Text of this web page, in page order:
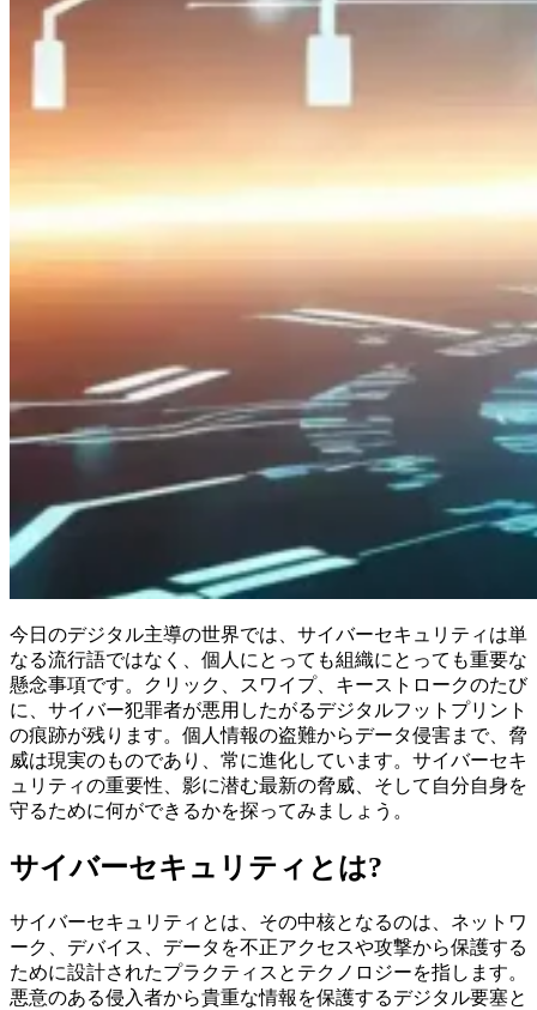
今日のデジタル主導の世界では、サイバーセキュリティは単
なる流行語ではなく、個人にとっても組織にとっても重要な
懸念事項です。クリック、スワイプ、キーストロークのたび
に、サイバー犯罪者が悪用したがるデジタルフットプリント
の痕跡が残ります。個人情報の盗難からデータ侵害まで、脅
威は現実のものであり、常に進化しています。サイバーセキ
ュリティの重要性、影に潜む最新の脅威、そして自分自身を
守るために何ができるかを探ってみましょう。
サイバーセキュリティとは?
サイバーセキュリティとは、その中核となるのは、ネットワ
ーク、デバイス、データを不正アクセスや攻撃から保護する
ために設計されたプラクティスとテクノロジーを指します。
悪意のある侵入者から貴重な情報を保護するデジタル要塞と